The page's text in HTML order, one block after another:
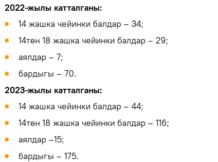
2022-жылы катталганы:
14 жашка чейинки балдар – 34;
14төн 18 жашка чейинки балдар – 29;
аялдар – 7;
бардыгы – 70.
2023-жылы катталганы:
14 жашка чейинки балдар – 44;
14төн 18 жашка чейинки балдар – 116;
аялдар –15;
бардыгы – 175.